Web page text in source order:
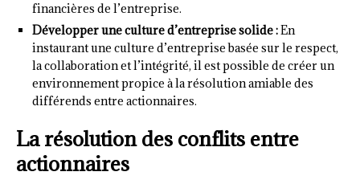
financières de l’entreprise.
Développer une culture d’entreprise solide :En
instaurant une culture d’entreprise basée sur le respect,
la collaboration et l’intégrité, il est possible de créer un
environnement propice à la résolution amiable des
différends entre actionnaires.
La résolution des conflits entre
actionnaires